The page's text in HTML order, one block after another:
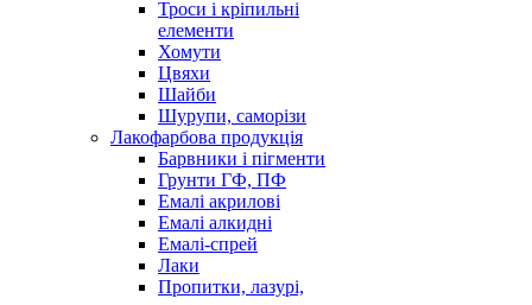
Троси і кріпильні
елементи
Хомути
Цвяхи
Шайби
Шурупи, саморізи
Лакофарбова продукція
Барвники і пігменти
Грунти ГФ, ПФ
Емалі акрилові
Емалі алкидні
Емалі-спрей
Лаки
Пропитки, лазурі,